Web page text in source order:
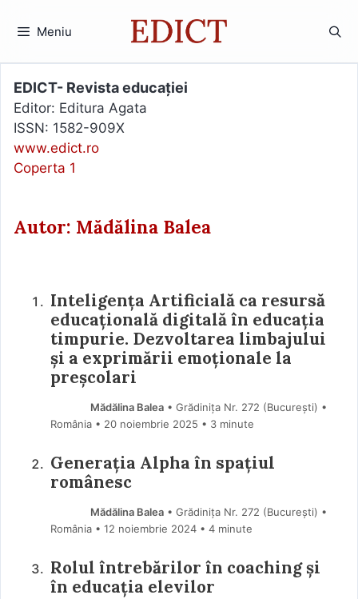
Meniu
EDICT- Revista educației
Editor: Editura Agata
ISSN: 1582-909X
www.edict.ro
Coperta 1
Autor: Mădălina Balea
Inteligența Artificială ca resursă
educațională digitală în educația
timpurie. Dezvoltarea limbajului
și a exprimării emoționale la
preșcolari
Mădălina Balea• Grădinița Nr. 272 (Bucureşti) •
România
20 noiembrie 2025 • 3 minute
Generația Alpha în spațiul
românesc
Mădălina Balea• Grădinița Nr. 272 (Bucureşti) •
România
12 noiembrie 2024 • 4 minute
Rolul întrebărilor în coaching și
în educația elevilor